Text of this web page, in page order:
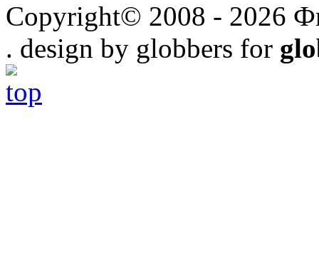
Copyright© 2008 - 2026
. design by globbers for